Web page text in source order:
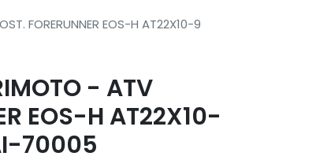
FORERUNNER EOS-H AT22X10-9
- ATV
EOS-H AT22X10-
70005